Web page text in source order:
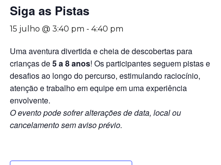
Siga as Pistas
15 julho @ 3:40 pm - 4:40 pm
Uma aventura divertida e cheia de descobertas para
crianças de5 a 8 anos! Os participantes seguem pistas e
desafios ao longo do percurso, estimulando raciocínio,
atenção e trabalho em equipe em uma experiência
envolvente.
O evento pode sofrer alterações de data, local ou
cancelamento sem aviso prévio.